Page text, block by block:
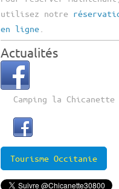
utilisez notre
en ligne
Actualités
Camping la Chicanette
Tourisme Occitanie